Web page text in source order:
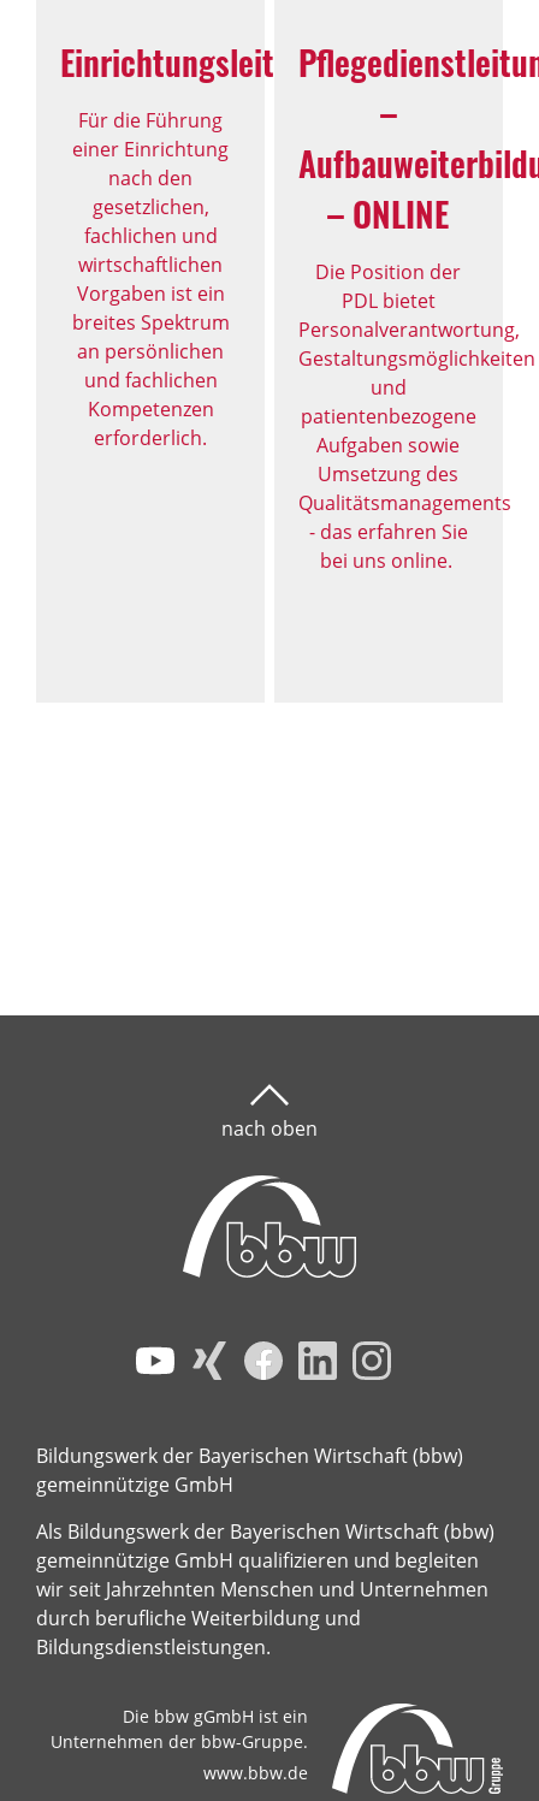
Einrichtungsleitung
Für die Führung
einer Einrichtung
nach den
gesetzlichen,
fachlichen und
wirtschaftlichen
Vorgaben ist ein
breites Spektrum
an persönlichen
und fachlichen
Kompetenzen
erforderlich.
–
– ONLINE
Die Position der
PDL bietet
Personalverantwortung,
Gestaltungsmöglichkeiten
und
patientenbezogene
Aufgaben sowie
Umsetzung des
Qualitätsmanagements
- das erfahren Sie
bei uns online.
nach oben
Bildungswerk der Bayerischen Wirtschaft (bbw)
gemeinnützige GmbH
Als Bildungswerk der Bayerischen Wirtschaft (bbw)
gemeinnützige GmbH qualifizieren und begleiten
wir seit Jahrzehnten Menschen und Unternehmen
durch berufliche Weiterbildung und
Bildungsdienstleistungen.
Die bbw gGmbH ist ein
Unternehmen der bbw-Gruppe.
www.bbw.de